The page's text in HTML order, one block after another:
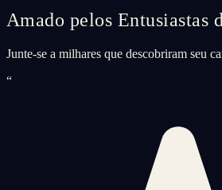
Amado pelos Entusiastas
Junte-se a milhares que descobriram seu
“